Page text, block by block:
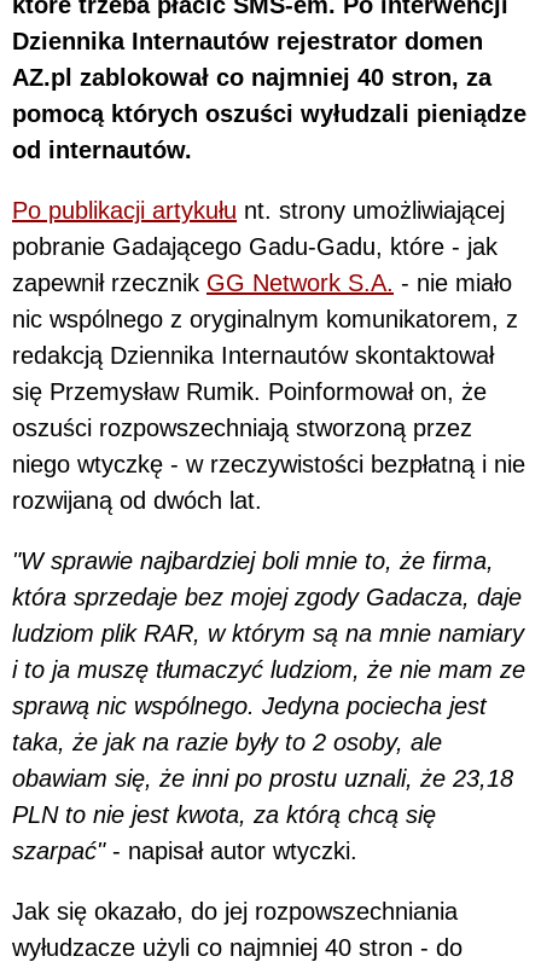
Dziennika Internautów rejestrator domen
AZ.pl zablokował co najmniej 40 stron, za
pomocą których oszuści wyłudzali pieniądze
od internautów.
Po publikacji artykułu nt. strony umożliwiającej
pobranie Gadającego Gadu-Gadu, które - jak
zapewnił rzecznik GG Network S.A. - nie miało
nic wspólnego z oryginalnym komunikatorem, z
redakcją Dziennika Internautów skontaktował
się Przemysław Rumik. Poinformował on, że
oszuści rozpowszechniają stworzoną przez
niego wtyczkę - w rzeczywistości bezpłatną i nie
rozwijaną od dwóch lat.
"W sprawie najbardziej boli mnie to, że firma,
która sprzedaje bez mojej zgody Gadacza, daje
ludziom plik RAR, w którym są na mnie namiary
i to ja muszę tłumaczyć ludziom, że nie mam ze
sprawą nic wspólnego. Jedyna pociecha jest
taka, że jak na razie były to 2 osoby, ale
obawiam się, że inni po prostu uznali, że 23,18
PLN to nie jest kwota, za którą chcą się
szarpać"- napisał autor wtyczki.
Jak się okazało, do jej rozpowszechniania
wyłudzacze użyli co najmniej 40 stron - do